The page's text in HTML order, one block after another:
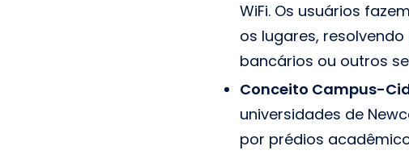
WiFi. Os usuários
os lugares,
bancários ou outros
Conceito Campus-
universidades de
por prédios